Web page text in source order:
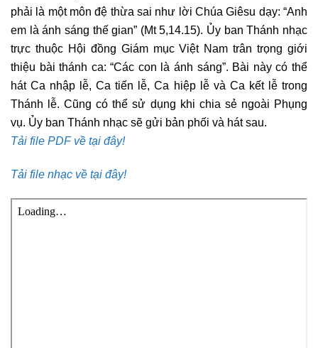
phải là một môn đệ thừa sai như lời Chúa Giêsu dạy: “Anh
em là ánh sáng thế gian” (Mt 5,14.15). Ủy ban Thánh nhạc
trực thuộc Hội đồng Giám mục Việt Nam trân trọng giới
thiệu bài thánh ca: “Các con là ánh sáng”. Bài này có thể
hát Ca nhập lễ, Ca tiến lễ, Ca hiệp lễ và Ca kết lễ trong
Thánh lễ. Cũng có thể sử dụng khi chia sẻ ngoài Phụng
vụ. Ủy ban Thánh nhạc sẽ gửi bản phối và hát sau.
Tải file PDF về tại đây!
Tải file nhạc về tại đây!